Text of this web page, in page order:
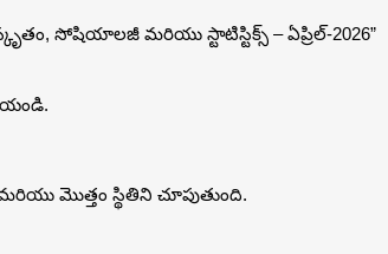
సోషియాలజీ మరియు స్టాటిస్టిక్స్ – ఏప్రిల్-2026”
మొత్తం స్థితిని చూపుతుంది.